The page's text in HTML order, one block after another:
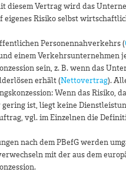
diesem Vertrag wird das
eigenes Risiko selbst
Personennahverkehrs (
einem Verkehrsunternehmen
sein, z. B. wenn das
erhält (Nettovertrag).
Wenn das Risiko,
ist, liegt keine
vgl. im Einzelnen die
nach dem PBefG werden
mit der aus dem